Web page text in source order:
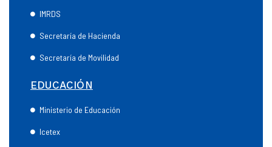
IMRDS
Secretaría de Hacienda
Secretaría de Movilidad
EDUCACIÓN
Ministerio de Educación
Icetex